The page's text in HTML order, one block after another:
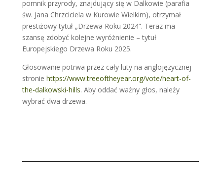
pomnik przyrody, znajdujący się w Dalkowie (parafia
św. Jana Chrzciciela w Kurowie Wielkim), otrzymał
prestiżowy tytuł „Drzewa Roku 2024”. Teraz ma
szansę zdobyć kolejne wyróżnienie – tytuł
Europejskiego Drzewa Roku 2025.
Głosowanie potrwa przez cały luty na anglojęzycznej
stronie https://www.treeoftheyear.org/vote/heart-of-
the-dalkowski-hills. Aby oddać ważny głos, należy
wybrać dwa drzewa.